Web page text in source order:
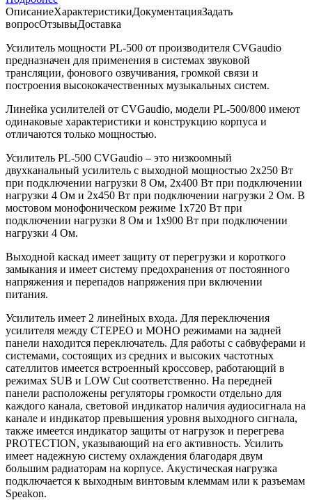
ОписаниеХарактеристикиДокументацияЗадать
вопросОтзывыДоставка
Усилитель мощности PL-500 от производителя CVGaudio
предназначен для применения в системах звуковой
трансляции, фонового озвучивания, громкой связи и
построения высококачественных музыкальных систем.
Линейка усилителей от CVGaudio, модели PL-500/800 имеют
одинаковые характеристики и конструкцию корпуса и
отличаются только мощностью.
Усилитель PL-500 CVGaudio – это низкоомный
двухканальный усилитель с выходной мощностью 2х250 Вт
при подключении нагрузки 8 Ом, 2х400 Вт при подключении
нагрузки 4 Ом и 2х450 Вт при подключении нагрузки 2 Ом. В
мостовом монофоническом режиме 1х720 Вт при
подключении нагрузки 8 Ом и 1х900 Вт при подключении
нагрузки 4 Ом.
Выходной каскад имеет защиту от перегрузки и короткого
замыкания и имеет систему предохранения от постоянного
напряжения и перепадов напряжения при включении
питания.
Усилитель имеет 2 линейных входа. Для переключения
усилителя между СТЕРЕО и МОНО режимами на задней
панели находится переключатель. Для работы с сабвуферами и
системами, состоящих из средних и высоких частотных
сателлитов имеется встроенный кроссовер, работающий в
режимах SUB и LOW Cut соответственно. На передней
панели расположены регуляторы громкости отдельно для
каждого канала, световой индикатор наличия аудиосигнала на
канале и индикатор превышения уровня выходного сигнала,
также имеется индикатор защиты от нагрузок и перегрева
PROTECTION, указывающий на его активность. Усилить
имеет надежную систему охлаждения благодаря двум
большим радиаторам на корпусе. Акустическая нагрузка
подключается к выходным винтовым клеммам или к разъемам
Speakon.